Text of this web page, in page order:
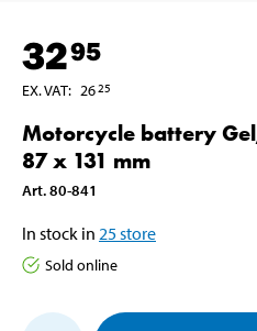
3295
EX. VAT: 2625
Motorcycle battery
87 x 131 mm
Art.80-841
In stock in 25store
Sold online